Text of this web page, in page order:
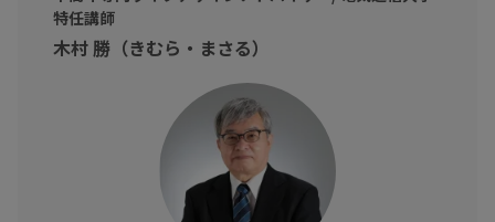
特任講師
木村 勝（きむら・まさる）